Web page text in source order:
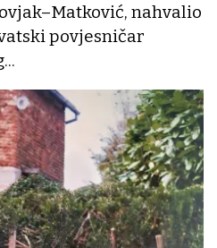
nahvalio
povjesničar